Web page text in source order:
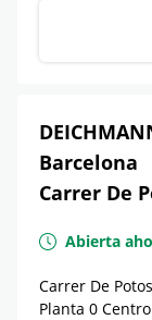
Barcelona
Carrer De
Abierta
Carrer De
Planta 0